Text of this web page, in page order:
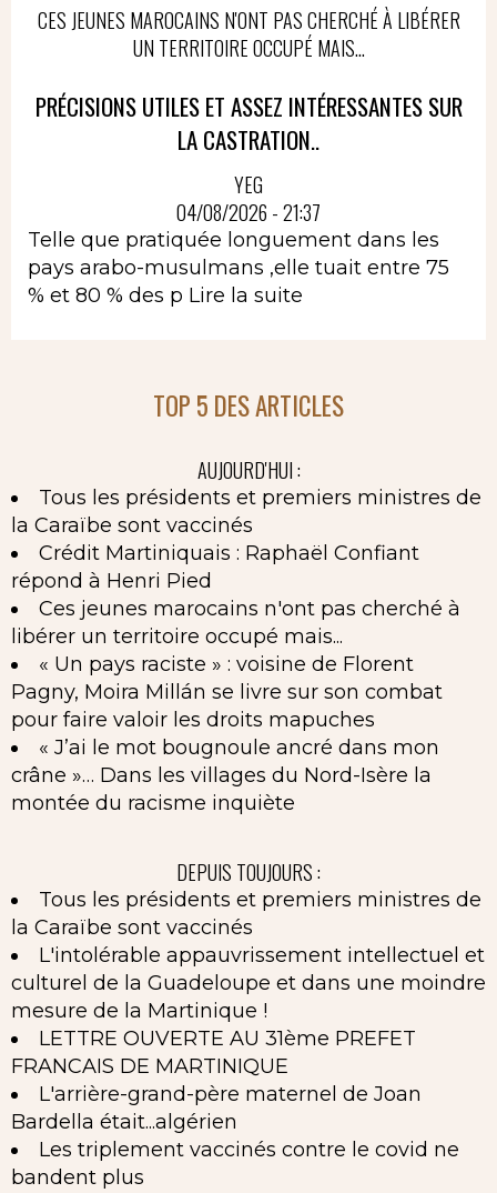
CES JEUNES MAROCAINS N'ONT PAS CHERCHÉ À LIBÉRER
UN TERRITOIRE OCCUPÉ MAIS...
PRÉCISIONS UTILES ET ASSEZ INTÉRESSANTES SUR
LA CASTRATION..
YEG
04/08/2026 - 21:37
Telle que pratiquée longuement dans les
pays arabo-musulmans ,elle tuait entre 75
% et 80 % des p Lire la suite
TOP 5 DES ARTICLES
AUJOURD'HUI :
Tous les présidents et premiers ministres de
la Caraïbe sont vaccinés
Crédit Martiniquais : Raphaël Confiant
répond à Henri Pied
Ces jeunes marocains n'ont pas cherché à
libérer un territoire occupé mais...
« Un pays raciste » : voisine de Florent
Pagny, Moira Millán se livre sur son combat
pour faire valoir les droits mapuches
« J’ai le mot bougnoule ancré dans mon
crâne »… Dans les villages du Nord-Isère la
montée du racisme inquiète
DEPUIS TOUJOURS :
Tous les présidents et premiers ministres de
la Caraïbe sont vaccinés
L'intolérable appauvrissement intellectuel et
culturel de la Guadeloupe et dans une moindre
mesure de la Martinique !
LETTRE OUVERTE AU 31ème PREFET
FRANCAIS DE MARTINIQUE
L'arrière-grand-père maternel de Joan
Bardella était...algérien
Les triplement vaccinés contre le covid ne
bandent plus